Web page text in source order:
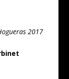
2017